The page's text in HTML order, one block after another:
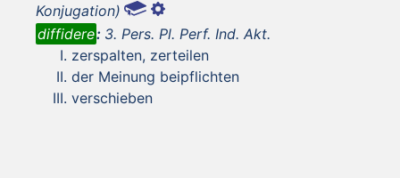
Konjugation)
diffidere: 3. Pers. Pl. Perf. Ind. Akt.
zerspalten, zerteilen
der Meinung beipflichten
verschieben